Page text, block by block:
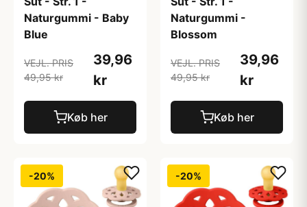
Naturgummi - Baby
Blue
VEJL. PRIS
49,95 kr
39,96
kr
Køb her
Naturgummi -
Blossom
VEJL. PRIS
49,95 kr
39,96
kr
Køb her
-20% -20%